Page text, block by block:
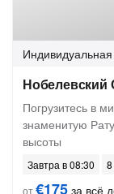
Индивидуальная
Нобелевский
Погрузитесь в
знаменитую
высоты
Завтра в 08:30
8
от€175 за всё